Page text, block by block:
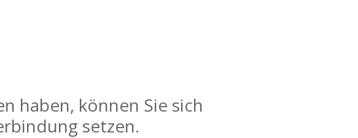
haben, können Sie sich
setzen.